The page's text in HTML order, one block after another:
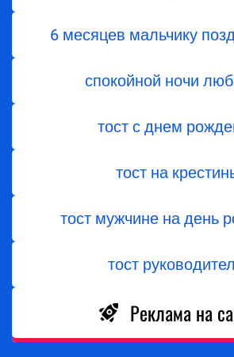
6 месяцев мальчику
спокойной ночи
тост с днем
тост на
тост мужчине на день
тост
Реклама на